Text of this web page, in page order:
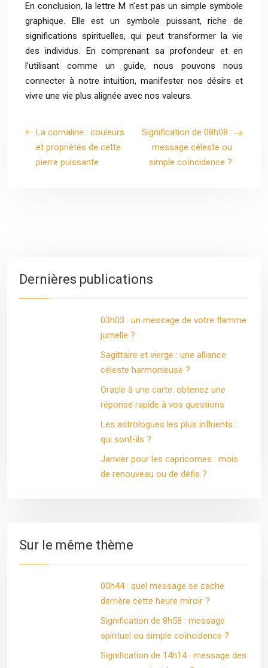
En conclusion, la lettre M n’est pas un simple symbole
graphique. Elle est un symbole puissant, riche de
significations spirituelles, qui peut transformer la vie
des individus. En comprenant sa profondeur et en
l’utilisant comme un guide, nous pouvons nous
connecter à notre intuition, manifester nos désirs et
vivre une vie plus alignée avec nos valeurs.
La cornaline : couleurs
et propriétés de cette
pierre puissante
Signification de 08h08 :
message céleste ou
simple coïncidence ?
Dernières publications
03h03 : un message de votre flamme
jumelle ?
Sagittaire et vierge : une alliance
céleste harmonieuse ?
Oracle à une carte: obtenez une
réponse rapide à vos questions
Les astrologues les plus influents :
qui sont-ils ?
Janvier pour les capricornes : mois
de renouveau ou de défis ?
Sur le même thème
00h44 : quel message se cache
derrière cette heure miroir ?
Signification de 8h58 : message
spirituel ou simple coïncidence ?
Signification de 14h14 : message des